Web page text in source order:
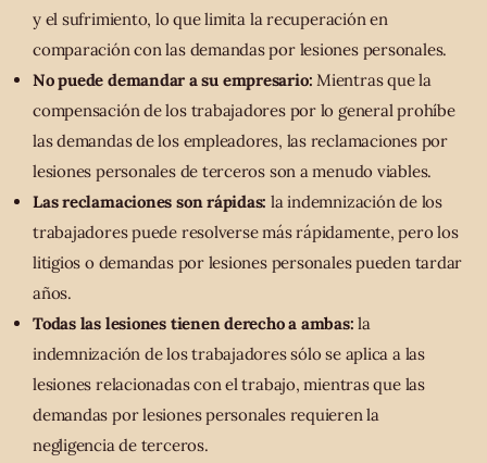
y el sufrimiento, lo que limita la recuperación en
comparación con las demandas por lesiones personales.
No puede demandar a su empresario: Mientras que la
compensación de los trabajadores por lo general prohíbe
las demandas de los empleadores, las reclamaciones por
lesiones personales de terceros son a menudo viables.
Las reclamaciones son rápidas: la indemnización de los
trabajadores puede resolverse más rápidamente, pero los
litigios o demandas por lesiones personales pueden tardar
años.
Todas las lesiones tienen derecho a ambas: la
indemnización de los trabajadores sólo se aplica a las
lesiones relacionadas con el trabajo, mientras que las
demandas por lesiones personales requieren la
negligencia de terceros.